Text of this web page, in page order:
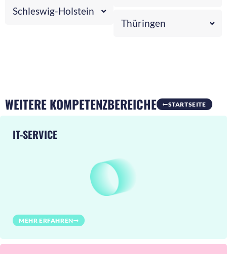
Schleswig-Holstein
Thüringen
WEITERE KOMPETENZBEREICHE STARTSEITE
IT-SERVICE
MEHR ERFAHREN